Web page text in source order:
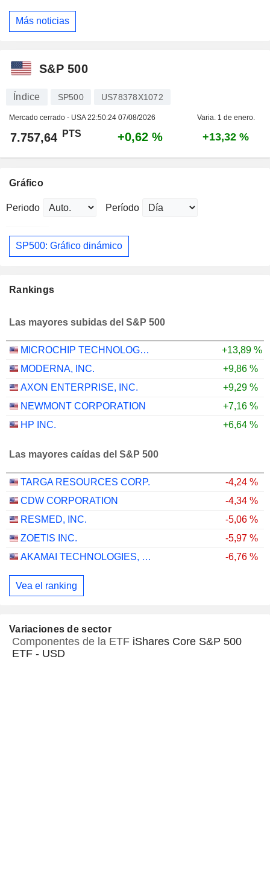
Más noticias
S&P 500
Índice SP500 US78378X1072
Mercado cerrado - USA22:50:24 07/08/2026 Varia. 1 de enero.
7.757,64 PTS +0,62 % +13,32 %
Gráfico
Periodo Período
SP500: Gráfico dinámico
Rankings
Las mayores subidas del S&P 500
MICROCHIP TECHNOLOGY INCORPORATED
+13,89 %
MODERNA, INC.
+9,86 %
AXON ENTERPRISE, INC.
+9,29 %
NEWMONT CORPORATION
+7,16 %
HP INC.
+6,64 %
Las mayores caídas del S&P 500
TARGA RESOURCES CORP.
-4,24 %
CDW CORPORATION
-4,34 %
RESMED, INC.
-5,06 %
ZOETIS INC.
-5,97 %
AKAMAI TECHNOLOGIES, INC.
-6,76 %
Vea el ranking
Variaciones de sector
Componentes de la ETF iShares Core S&P 500
ETF - USD